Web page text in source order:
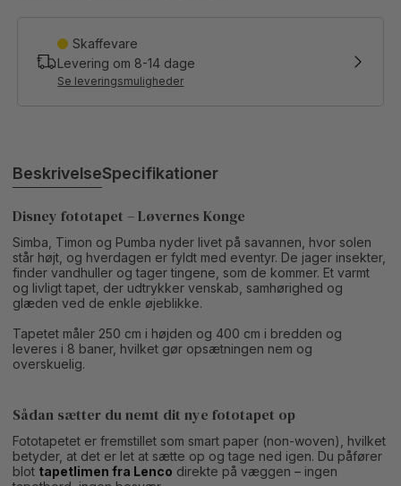
Skaffevare
Levering om 8-14 dage
Se leveringsmuligheder
BeskrivelseSpecifikationer
Disney fototapet – Løvernes Konge
Simba, Timon og Pumba nyder livet på savannen, hvor solen
står højt, og hverdagen er fyldt med eventyr. De jager insekter,
finder vandhuller og tager tingene, som de kommer. Et varmt
og livligt tapet, der udtrykker venskab, samhørighed og
glæden ved de enkle øjeblikke.
Tapetet måler 250 cm i højden og 400 cm i bredden og
leveres i 8 baner, hvilket gør opsætningen nem og
overskuelig.
Sådan sætter du nemt dit nye fototapet op
Fototapetet er fremstillet som smart paper (non-woven), hvilket
betyder, at det er let at sætte op og tage ned igen. Du påfører
blot tapetlimen fra Lenco direkte på væggen – ingen